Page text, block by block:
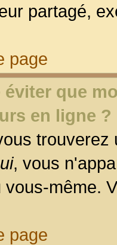
partagé,
page
que
en ligne ?
, vous
même.
page